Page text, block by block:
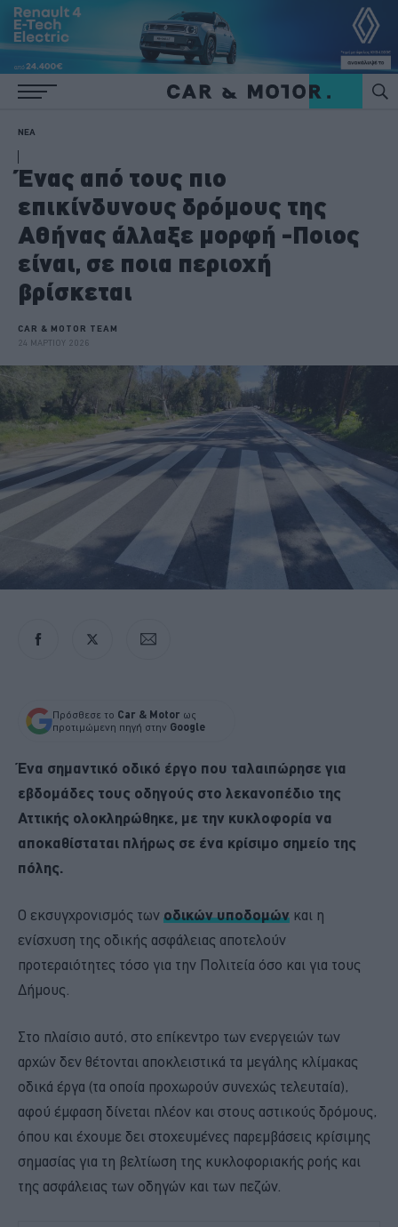
ΝΕΑ
Ένας από τους πιο
επικίνδυνους δρόμους της
Αθήνας άλλαξε μορφή -Ποιος
είναι, σε ποια περιοχή
βρίσκεται
CAR & MOTOR TEAM
24 ΜΑΡΤΙΟΥ 2026
Πρόσθεσε το Car & Motor ως
προτιμώμενη πηγή στην Google
Ένα σημαντικό οδικό έργο που ταλαιπώρησε για
εβδομάδες τους οδηγούς στο λεκανοπέδιο της
Αττικής ολοκληρώθηκε, με την κυκλοφορία να
αποκαθίσταται πλήρως σε ένα κρίσιμο σημείο της
πόλης.
Ο εκσυγχρονισμός των οδικών υποδομών και η
ενίσχυση της οδικής ασφάλειας αποτελούν
προτεραιότητες τόσο για την Πολιτεία όσο και για τους
Δήμους.
Στο πλαίσιο αυτό, στo επίκεντρο των ενεργειών των
αρχών δεν θέτονται αποκλειστικά τα μεγάλης κλίμακας
οδικά έργα (τα οποία προχωρούν συνεχώς τελευταία),
αφού έμφαση δίνεται πλέον και στους αστικούς δρόμους,
όπου και έχουμε δει στοχευμένες παρεμβάσεις κρίσιμης
σημασίας για τη βελτίωση της κυκλοφοριακής ροής και
της ασφάλειας των οδηγών και των πεζών.